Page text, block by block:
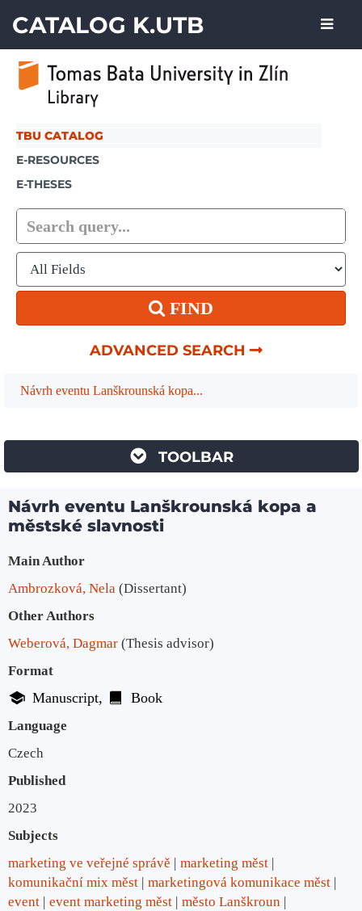
CATALOG K.UTB
TBU CATALOG
E-RESOURCES
E-THESES
FIND
ADVANCED SEARCH
Návrh eventu Lanškrounská kopa...
TOOLBAR
Návrh eventu Lanškrounská kopa a
městské slavnosti
Bibliographic Details
Main Author
Ambrozková, Nela (Dissertant)
Other Authors
Weberová, Dagmar (Thesis advisor)
Format
Manuscript Book
Language
Czech
Published
2023
Subjects
marketing ve veřejné správě
marketing měst
komunikační mix měst
marketingová komunikace měst
event
event marketing měst
město Lanškroun